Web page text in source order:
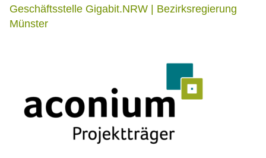
Geschäftsstelle Gigabit.NRW | Bezirksregierung
Münster